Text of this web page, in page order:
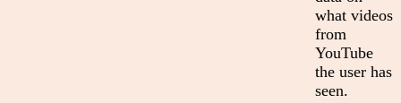
what videos
from
YouTube
the user has
seen.